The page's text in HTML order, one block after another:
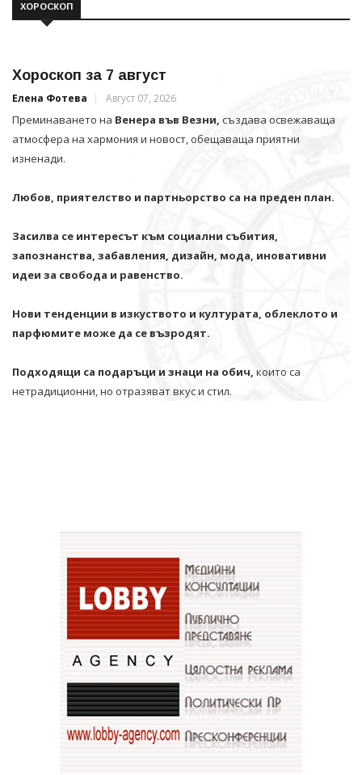
ХОРОСКОП
Хороскоп за 7 август
Елена Фотева Август 07, 2026
Преминаването на Венера във Везни, създава освежаваща
атмосфера на хармония и новост, обещаваща приятни
изненади.
Любов, приятелство и партньорство са на преден план.
Засилва се интересът към социални събития,
запознанства, забавления, дизайн, мода, иновативни
идеи за свобода и равенство.
Нови тенденции в изкуството и културата, облеклото и
парфюмите може да се възродят.
Подходящи са подаръци и знаци на обич, които са
нетрадиционни, но отразяват вкус и стил.